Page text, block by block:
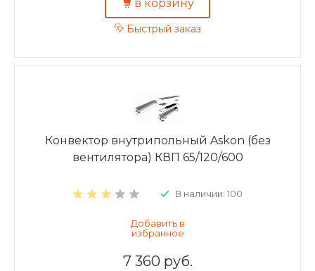
в корзину
Быстрый заказ
Конвектор внутрипольный Askon (без
вентилятора) КВП 65/120/600
В наличии: 100
7 360 руб.